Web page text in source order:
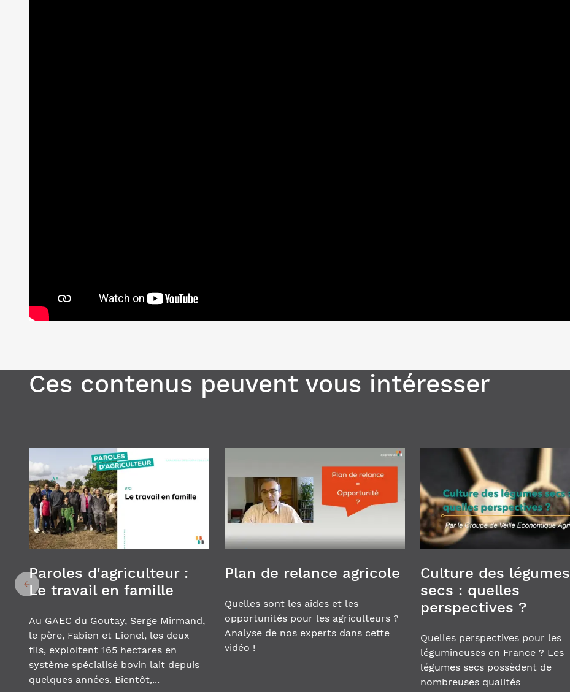
Ces contenus peuvent vous intéresser
Paroles d'agriculteur :
Le travail en famille
Au GAEC du Goutay, Serge Mirmand,
le père, Fabien et Lionel, les deux
fils, exploitent 165 hectares en
système spécialisé bovin lait depuis
quelques années. Bientôt,...
Plan de relance agricole
Quelles sont les aides et les
opportunités pour les agriculteurs ?
Analyse de nos experts dans cette
vidéo !
Culture des légumes
secs : quelles
perspectives ?
Quelles perspectives pour les
légumineuses en France ? Les
légumes secs possèdent de
nombreuses qualités